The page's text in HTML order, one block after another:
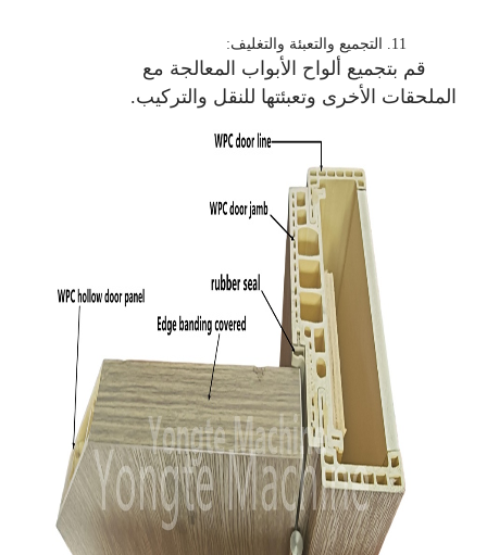
11. التجميع والتعبئة والتغليف:
قم بتجميع ألواح الأبواب المعالجة مع
الملحقات الأخرى وتعبئتها للنقل والتركيب.